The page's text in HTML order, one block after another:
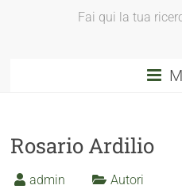
Fai qui la tua
Rosario Ardilio
admin Autori